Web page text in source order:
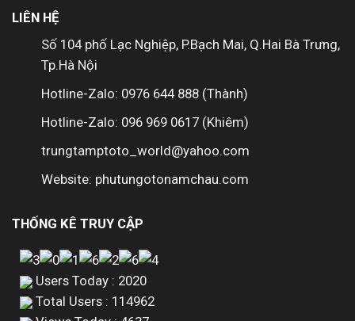
LIÊN HỆ
Số 104 phố Lạc Nghiệp, P.Bạch Mai, Q.Hai Bà Trưng,
Tp.Hà Nội
Hotline-Zalo: 0976 644 888 (Thành)
Hotline-Zalo: 096 969 0617 (Khiêm)
trungtamptoto_world@yahoo.com
Website: phutungotonamchau.com
THỐNG KÊ TRUY CẬP
Users Today : 2020
Total Users : 114962